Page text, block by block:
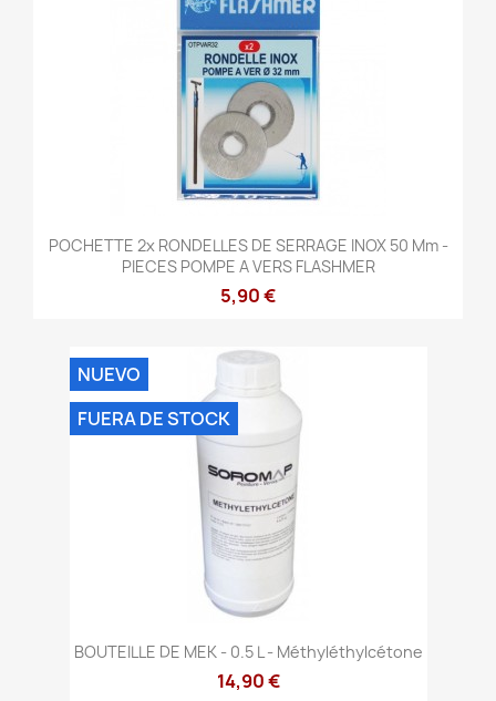
POCHETTE 2x RONDELLES DE SERRAGE INOX 50 Mm -
PIECES POMPE A VERS FLASHMER
5,90 €
BOUTEILLE DE MEK - 0.5 L - Méthyléthylcétone
14,90 €
NUEVO
FUERA DE STOCK